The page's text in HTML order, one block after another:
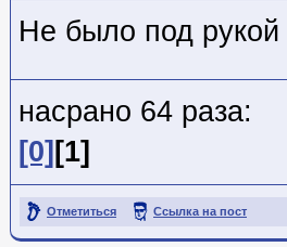
Не было под рукой
насрано 64 раза:
[0] [1]
Отметиться Ссылка на пост